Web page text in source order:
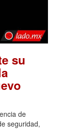
su
de
seguridad,